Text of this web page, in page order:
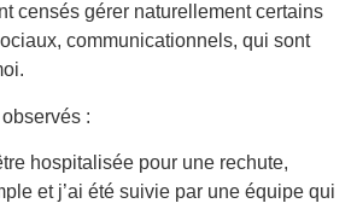
censés gérer naturellement certains
communicationnels, qui sont
:
hospitalisée pour une rechute,
et j’ai été suivie par une équipe qui